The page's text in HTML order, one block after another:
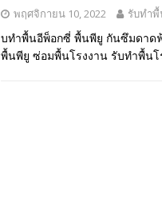
พฤศจิกายน 10, 2022 รับทำพื้
บทำพื้นอีพ็อกซี่ พื้นพียู กันซึมดาด
พื้นพียู ซ่อมพื้นโรงงาน รับทำพื้นโ